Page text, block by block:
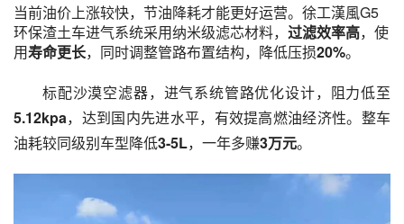
当前油价上涨较快，节油降耗才能更好运营。徐工漢風G5
环保渣土车进气系统采用纳米级滤芯材料， 过滤效率高，使
用寿命更长，同时调整管路布置结构，降低压损20%。
标配沙漠空滤器，进气系统管路优化设计，阻力低至
5.12kpa，达到国内先进水平，有效提高燃油经济性。整车
油耗较同级别车型降低3-5L，一年多赚3万元。